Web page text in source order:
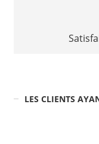
LES CLIENTS